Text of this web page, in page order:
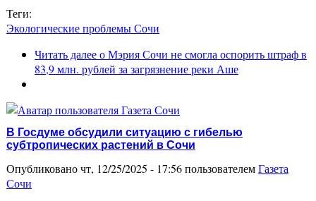
Теги:
Экологические проблемы Сочи
Читать далеео Мэрия Сочи не смогла оспорить штраф в
83,9 млн. рублей за загрязнение реки Аше
В Госдуме обсудили ситуацию с гибелью
субтропических растений в Сочи
Опубликовано чт, 12/25/2025 - 17:56 пользователемГазета
Сочи